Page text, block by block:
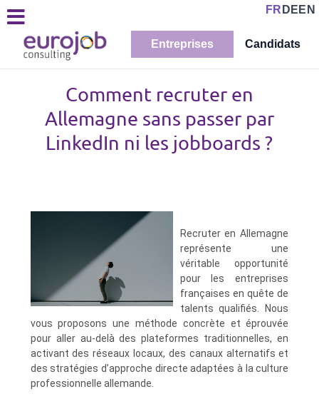
FR DE EN
Entreprises Candidats
Comment recruter en
Allemagne sans passer par
LinkedIn ni les jobboards ?
Recruter en Allemagne
représente une
véritable opportunité
pour les entreprises
françaises en quête de
talents qualifiés. Nous
vous proposons une méthode concrète et éprouvée
pour aller au-delà des plateformes traditionnelles, en
activant des réseaux locaux, des canaux alternatifs et
des stratégies d’approche directe adaptées à la culture
professionnelle allemande.